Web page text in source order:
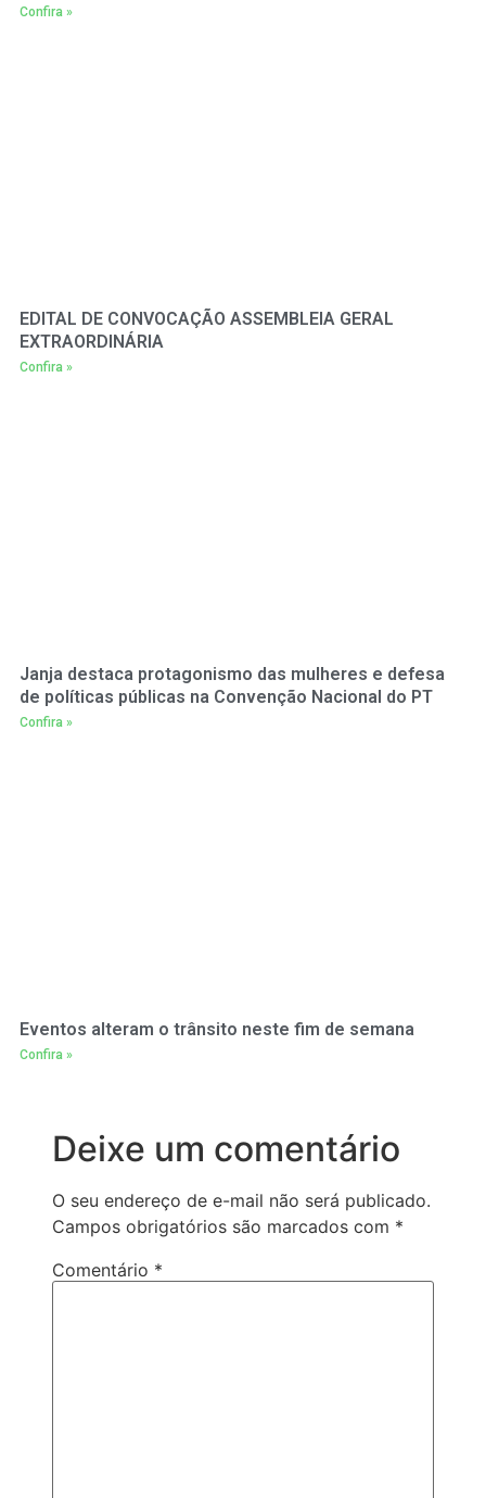
Confira »
EDITAL DE CONVOCAÇÃO ASSEMBLEIA GERAL
EXTRAORDINÁRIA
Confira »
Janja destaca protagonismo das mulheres e defesa
de políticas públicas na Convenção Nacional do PT
Confira »
Eventos alteram o trânsito neste fim de semana
Confira »
Deixe um comentário
O seu endereço de e-mail não será publicado.
Campos obrigatórios são marcados com *
Comentário *